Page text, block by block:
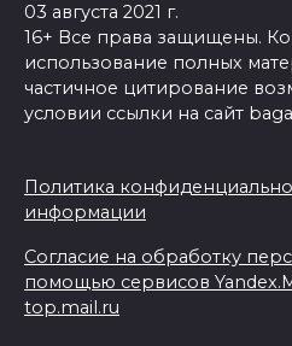
03 августа 2021 г.
16+ Все права защищены.
использование полных
частичное цитирование
условии ссылки на сайт
Политика
информации
Согласие на обработку
помощью сервисов
top.mail.ru